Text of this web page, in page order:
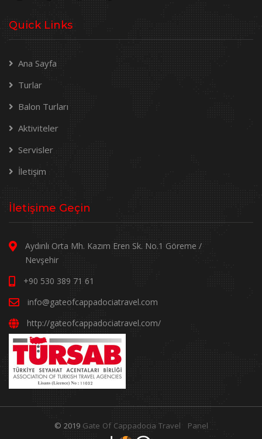
Quick Links
Ana Sayfa
Turlar
Balon Turları
Aktiviteler
Servisler
İletişim
İletişime Geçin
Aydınlı Orta Mh. Kazım Eren Sk. No.1 Göreme /
Nevşehir
+90 530 389 71 61
info@gateofcappadociatravel.com
http://gateofcappadociatravel.com/
© 2019 Gate Of Cappadocia Travel Panel